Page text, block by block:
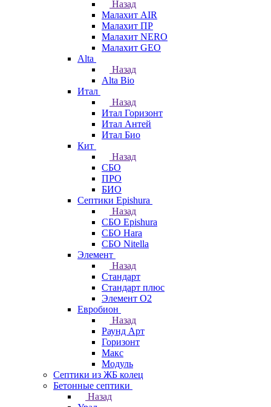
Назад
Малахит AIR
Малахит ПР
Малахит NERO
Малахит GEO
Alta
Назад
Alta Bio
Итал
Назад
Итал Горизонт
Итал Антей
Итал Био
Кит
Назад
СБО
ПРО
БИО
Септики Epishura
Назад
СБО Epishura
СБО Hara
СБО Nitella
Элемент
Назад
Стандарт
Стандарт плюс
Элемент О2
Евробион
Назад
Раунд Арт
Горизонт
Макс
Модуль
Септики из ЖБ колец
Бетонные септики
Назад